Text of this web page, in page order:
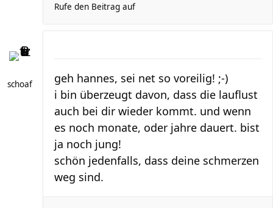
Rufe den Beitrag auf
schoaf
geh hannes, sei net so voreilig! ;-)
i bin überzeugt davon, dass die lauflust
auch bei dir wieder kommt. und wenn
es noch monate, oder jahre dauert. bist
ja noch jung!
schön jedenfalls, dass deine schmerzen
weg sind.